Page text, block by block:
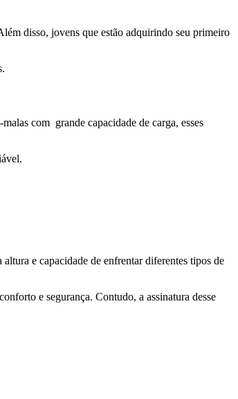
disso, jovens que estão adquirindo seu primeiro
com grande capacidade de carga, esses
e capacidade de enfrentar diferentes tipos de
e segurança. Contudo, a assinatura desse